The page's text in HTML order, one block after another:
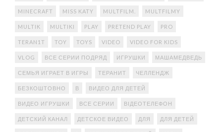
MINECRAFT MISS KATY MULTFILM. MULTFILMY
MULTIK MULTIKI PLAY PRETEND PLAY PRO
TERAN1T TOY TOYS VIDEO VIDEO FOR KIDS
VLOG ВСЕ СЕРИИ ПОДРЯД ИГРУШКИ МАШАМЕДВЕДЬ
СЕМЬЯ ИГРАЕТ В ИГРЫ ТЕРАНИТ ЧЕЛЛЕНДЖ
БЕЗКОШТОВНО В ВИДЕО ДЛЯ ДЕТЕЙ
ВИДЕО ИГРУШКИ ВСЕ СЕРИИ ВІДЕОТЕЛЕФОН
ДЕТСКИЙ КАНАЛ ДЕТСКОЕ ВИДЕО ДЛЯ ДЛЯ ДЕТЕЙ